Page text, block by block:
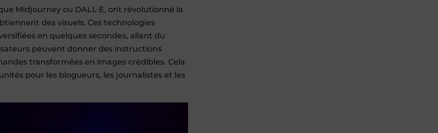
Midjourney ou DALL·E, ont révolutionné la
des visuels. Ces technologies
en quelques secondes, allant du
peuvent donner des instructions
transformées en images crédibles. Cela
pour les blogueurs, les journalistes et les